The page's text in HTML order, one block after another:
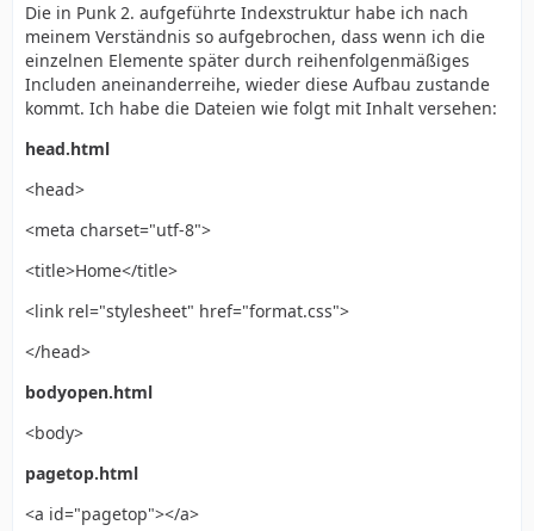
Die in Punk 2. aufgeführte Indexstruktur habe ich nach
meinem Verständnis so aufgebrochen, dass wenn ich die
einzelnen Elemente später durch reihenfolgenmäßiges
Includen aneinanderreihe, wieder diese Aufbau zustande
kommt. Ich habe die Dateien wie folgt mit Inhalt versehen:
head.html
<head>
<meta charset="utf-8">
<title>Home</title>
<link rel="stylesheet" href="format.css">
</head>
bodyopen.html
<body>
pagetop.html
<a id="pagetop"></a>